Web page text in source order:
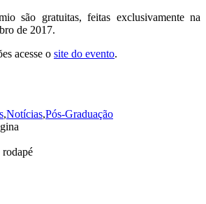
são gratuitas, feitas exclusivamente na
de 2017.
acesse o site do evento.
,Notícias,Pós-Graduação